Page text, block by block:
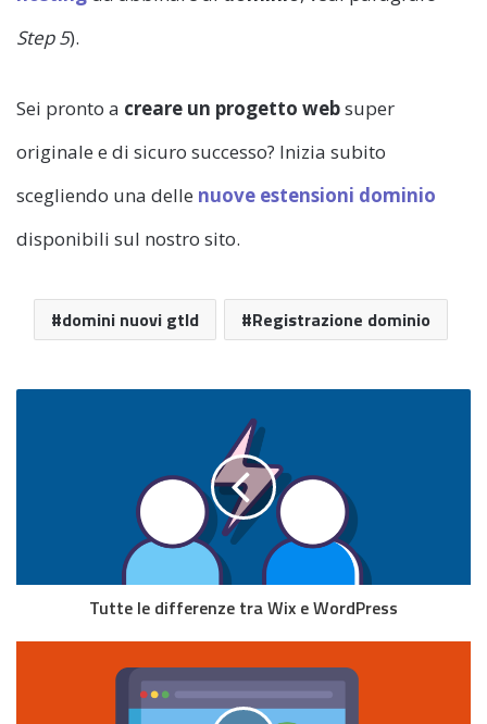
Step 5).
Sei pronto a creare un progetto websuper
originale e di sicuro successo? Inizia subito
scegliendo una delle nuove estensioni dominio
disponibili sul nostro sito.
domini nuovi gtld Registrazione dominio
Tutte le differenze tra Wix e WordPress